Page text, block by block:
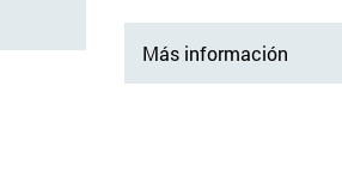
Más información